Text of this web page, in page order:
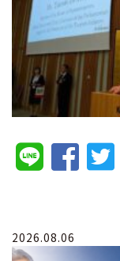
2026.08.06